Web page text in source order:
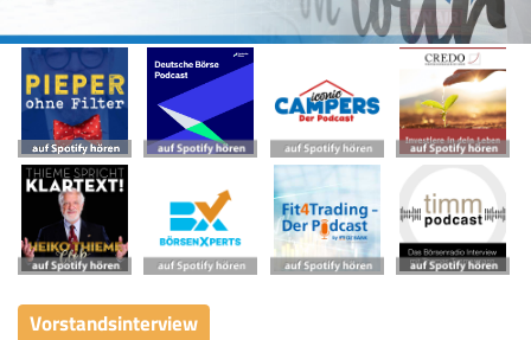
Vorstandsinterview